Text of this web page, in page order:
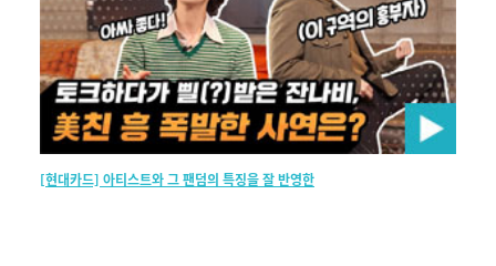
[현대카드] 아티스트와 그 팬덤의 특징을 잘 반영한